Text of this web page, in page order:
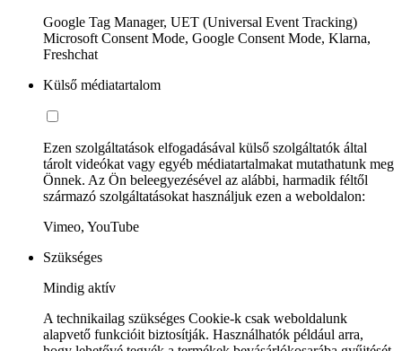
Google Tag Manager, UET (Universal Event Tracking)
Microsoft Consent Mode, Google Consent Mode, Klarna,
Freshchat
Külső médiatartalom
Ezen szolgáltatások elfogadásával külső szolgáltatók által
tárolt videókat vagy egyéb médiatartalmakat mutathatunk meg
Önnek. Az Ön beleegyezésével az alábbi, harmadik féltől
származó szolgáltatásokat használjuk ezen a weboldalon:
Vimeo, YouTube
Szükséges
Mindig aktív
A technikailag szükséges Cookie-k csak weboldalunk
alapvető funkcióit biztosítják. Használhatók például arra,